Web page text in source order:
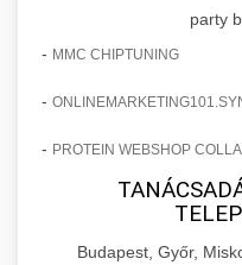
party
- MMC CHIPTUNING
-
- PROTEIN WEBSHOP
Budapest, Győr,